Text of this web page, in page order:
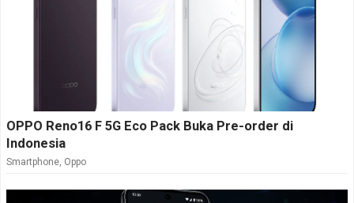
OPPO Reno16 F 5G Eco Pack Buka Pre-order di
Indonesia
Smartphone, Oppo